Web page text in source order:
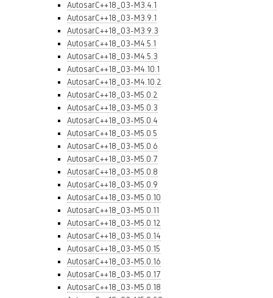
AutosarC++18_03-M3.4.1
AutosarC++18_03-M3.9.1
AutosarC++18_03-M3.9.3
AutosarC++18_03-M4.5.1
AutosarC++18_03-M4.5.3
AutosarC++18_03-M4.10.1
AutosarC++18_03-M4.10.2
AutosarC++18_03-M5.0.2
AutosarC++18_03-M5.0.3
AutosarC++18_03-M5.0.4
AutosarC++18_03-M5.0.5
AutosarC++18_03-M5.0.6
AutosarC++18_03-M5.0.7
AutosarC++18_03-M5.0.8
AutosarC++18_03-M5.0.9
AutosarC++18_03-M5.0.10
AutosarC++18_03-M5.0.11
AutosarC++18_03-M5.0.12
AutosarC++18_03-M5.0.14
AutosarC++18_03-M5.0.15
AutosarC++18_03-M5.0.16
AutosarC++18_03-M5.0.17
AutosarC++18_03-M5.0.18